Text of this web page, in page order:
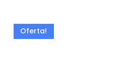
Oferta!